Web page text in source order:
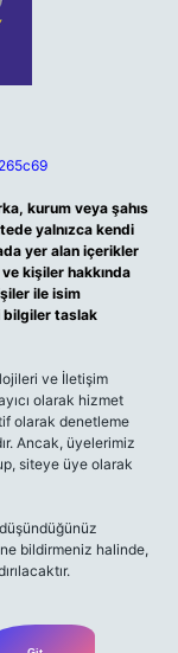
kurum veya şahıs
yalnızca kendi
yer alan içerikler
kişiler hakkında
ile isim
bilgiler taslak
ve İletişim
olarak hizmet
olarak denetleme
Ancak, üyelerimiz
siteye üye olarak
bildirmeniz halinde,